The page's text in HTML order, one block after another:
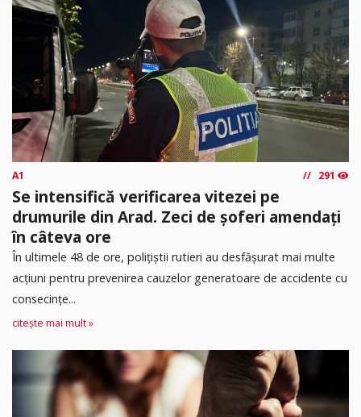
A1 291
Se intensifică verificarea vitezei pe
drumurile din Arad. Zeci de șoferi amendați
în câteva ore
În ultimele 48 de ore, polițiștii rutieri au desfășurat mai multe
acțiuni pentru prevenirea cauzelor generatoare de accidente cu
consecințe...
citește mai mult »